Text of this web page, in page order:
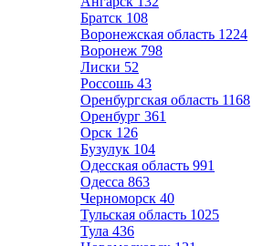
Братск 108
Воронежская область 1224
Воронеж 798
Лиски 52
Россошь 43
Оренбургская область 1168
Оренбург 361
Орск 126
Бузулук 104
Одесская область 991
Одесса 863
Черноморск 40
Тульская область 1025
Тула 436